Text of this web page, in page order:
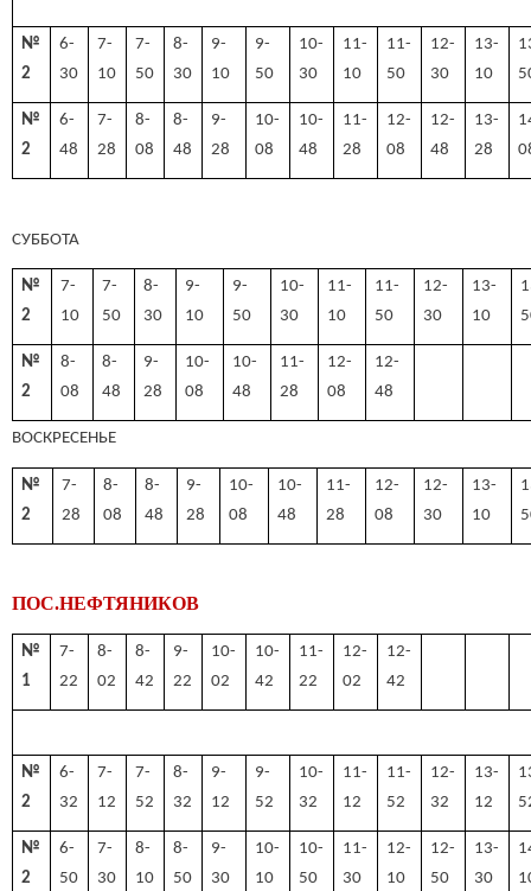
№
2
6-
30
7-
10
7-
50
8-
30
9-
10
9-
50
10-
30
11-
10
11-
50
12-
30
13-
10
№
2
6-
48
7-
28
8-
08
8-
48
9-
28
10-
08
10-
48
11-
28
12-
08
12-
48
13-
28
СУББОТА
№
2
7-
10
7-
50
8-
30
9-
10
9-
50
10-
30
11-
10
11-
50
12-
30
13-
10
№
2
8-
08
8-
48
9-
28
10-
08
10-
48
11-
28
12-
08
12-
48
ВОСКРЕСЕНЬЕ
№
2
7-
28
8-
08
8-
48
9-
28
10-
08
10-
48
11-
28
12-
08
12-
30
13-
10
ПОС.НЕФТЯНИКОВ
№
1
7-
22
8-
02
8-
42
9-
22
10-
02
10-
42
11-
22
12-
02
12-
42
№
2
6-
32
7-
12
7-
52
8-
32
9-
12
9-
52
10-
32
11-
12
11-
52
12-
32
13-
12
№
2
6-
50
7-
30
8-
10
8-
50
9-
30
10-
10
10-
50
11-
30
12-
10
12-
50
13-
30